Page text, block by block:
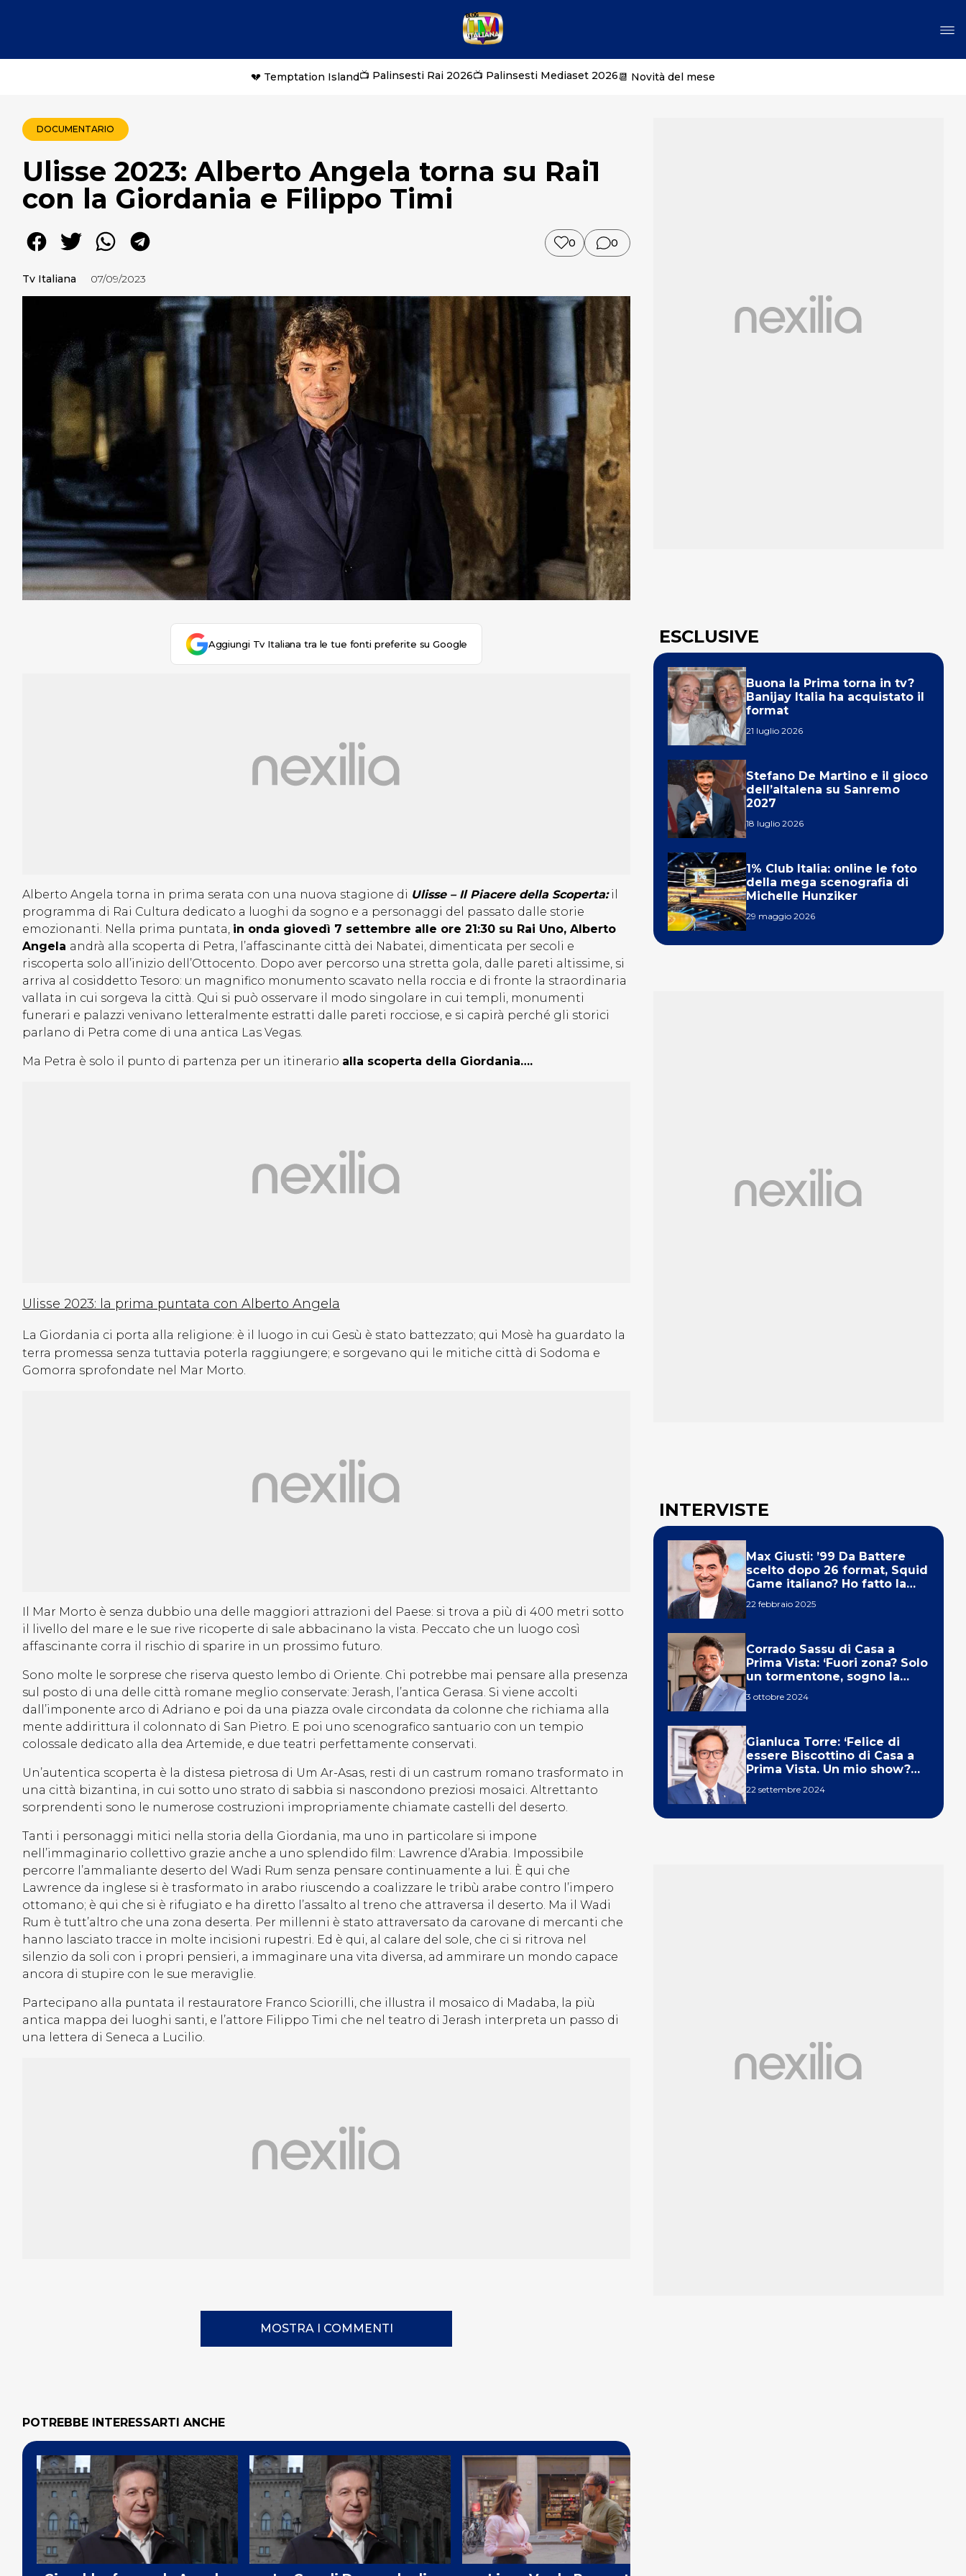
💔 Temptation Island📺 Palinsesti Rai 2026📺 Palinsesti Mediaset 2026📆 Novità del mese
DOCUMENTARIO
Ulisse 2023: Alberto Angela torna su Rai1
con la Giordania e Filippo Timi
0 0
Tv Italiana 07/09/2023
Aggiungi Tv Italiana tra le tue fonti preferite su Google
Alberto Angela torna in prima serata con una nuova stagione di Ulisse – Il Piacere della Scoperta:il
programma di Rai Cultura dedicato a luoghi da sogno e a personaggi del passato dalle storie
emozionanti. Nella prima puntata, in onda giovedì 7 settembre alle ore 21:30 su Rai Uno, Alberto
Angela andrà alla scoperta di Petra, l’affascinante città dei Nabatei, dimenticata per secoli e
riscoperta solo all’inizio dell’Ottocento. Dopo aver percorso una stretta gola, dalle pareti altissime, si
arriva al cosiddetto Tesoro: un magnifico monumento scavato nella roccia e di fronte la straordinaria
vallata in cui sorgeva la città. Qui si può osservare il modo singolare in cui templi, monumenti
funerari e palazzi venivano letteralmente estratti dalle pareti rocciose, e si capirà perché gli storici
parlano di Petra come di una antica Las Vegas.
Ma Petra è solo il punto di partenza per un itinerario alla scoperta della Giordania….
Ulisse 2023: la prima puntata con Alberto Angela
La Giordania ci porta alla religione: è il luogo in cui Gesù è stato battezzato; qui Mosè ha guardato la
terra promessa senza tuttavia poterla raggiungere; e sorgevano qui le mitiche città di Sodoma e
Gomorra sprofondate nel Mar Morto.
Il Mar Morto è senza dubbio una delle maggiori attrazioni del Paese: si trova a più di 400 metri sotto
il livello del mare e le sue rive ricoperte di sale abbacinano la vista. Peccato che un luogo così
affascinante corra il rischio di sparire in un prossimo futuro.
Sono molte le sorprese che riserva questo lembo di Oriente. Chi potrebbe mai pensare alla presenza
sul posto di una delle città romane meglio conservate: Jerash, l’antica Gerasa. Si viene accolti
dall’imponente arco di Adriano e poi da una piazza ovale circondata da colonne che richiama alla
mente addirittura il colonnato di San Pietro. E poi uno scenografico santuario con un tempio
colossale dedicato alla dea Artemide, e due teatri perfettamente conservati.
Un’autentica scoperta è la distesa pietrosa di Um Ar-Asas, resti di un castrum romano trasformato in
una città bizantina, in cui sotto uno strato di sabbia si nascondono preziosi mosaici. Altrettanto
sorprendenti sono le numerose costruzioni impropriamente chiamate castelli del deserto.
Tanti i personaggi mitici nella storia della Giordania, ma uno in particolare si impone
nell’immaginario collettivo grazie anche a uno splendido film: Lawrence d’Arabia. Impossibile
percorre l’ammaliante deserto del Wadi Rum senza pensare continuamente a lui. È qui che
Lawrence da inglese si è trasformato in arabo riuscendo a coalizzare le tribù arabe contro l’impero
ottomano; è qui che si è rifugiato e ha diretto l’assalto al treno che attraversa il deserto. Ma il Wadi
Rum è tutt’altro che una zona deserta. Per millenni è stato attraversato da carovane di mercanti che
hanno lasciato tracce in molte incisioni rupestri. Ed è qui, al calare del sole, che ci si ritrova nel
silenzio da soli con i propri pensieri, a immaginare una vita diversa, ad ammirare un mondo capace
ancora di stupire con le sue meraviglie.
Partecipano alla puntata il restauratore Franco Sciorilli, che illustra il mosaico di Madaba, la più
antica mappa dei luoghi santi, e l’attore Filippo Timi che nel teatro di Jerash interpreta un passo di
una lettera di Seneca a Lucilio.
MOSTRA I COMMENTI
POTREBBE INTERESSARTI ANCHE
ESCLUSIVE
Buona la Prima torna in tv?
Banijay Italia ha acquistato il
format
21 luglio 2026
Stefano De Martino e il gioco
dell’altalena su Sanremo
2027
18 luglio 2026
1% Club Italia: online le foto
della mega scenografia di
Michelle Hunziker
29 maggio 2026
INTERVISTE
Max Giusti: ’99 Da Battere
scelto dopo 26 format, Squid
Game italiano? Ho fatto la
22 febbraio 2025
Corrado Sassu di Casa a
Prima Vista: ‘Fuori zona? Solo
un tormentone, sogno la
3 ottobre 2024
Gianluca Torre: ‘Felice di
essere Biscottino di Casa a
Prima Vista. Un mio show?
22 settembre 2024